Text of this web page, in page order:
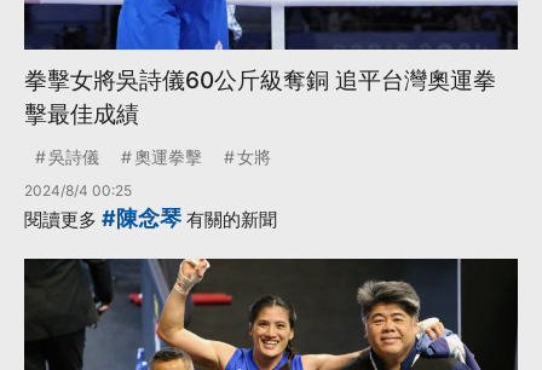
拳擊女將吳詩儀60公斤級奪銅 追平台灣奧運拳
擊最佳成績
吳詩儀 奧運拳擊 女將
2024/8/4 00:25
閱讀更多 #陳念琴 有關的新聞